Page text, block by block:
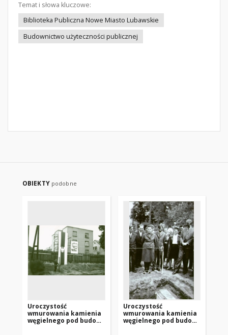
Temat i słowa kluczowe:
Biblioteka Publiczna Nowe Miasto Lubawskie
Budownictwo użyteczności publicznej
OBIEKTY podobne
Uroczystość
wmurowania kamienia
węgielnego pod budowę
Uroczystość
wmurowania kamienia
węgielnego pod budowę